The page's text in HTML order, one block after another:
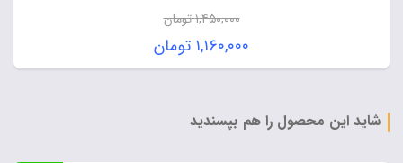
۱,۴۵۰,۰۰۰تومان
قیمت
اصلی:
بود.
۱,۱۶۰,۰۰۰ تومان
قیمت
۱,۱۶۰,۰۰۰ تومان.شاید این محصول را هم بپسندید